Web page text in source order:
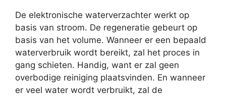
De elektronische waterverzachter werkt op
basis van stroom. De regeneratie gebeurt op
basis van het volume. Wanneer er een bepaald
waterverbruik wordt bereikt, zal het proces in
gang schieten. Handig, want er zal geen
overbodige reiniging plaatsvinden. En wanneer
er veel water wordt verbruikt, zal de